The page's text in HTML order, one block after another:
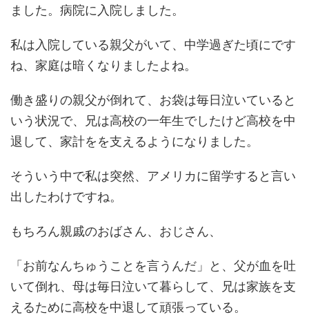
ました。病院に入院しました。
私は入院している親父がいて、中学過ぎた頃にです
ね、家庭は暗くなりましたよね。
働き盛りの親父が倒れて、お袋は毎日泣いていると
いう状況で、兄は高校の一年生でしたけど高校を中
退して、家計をを支えるようになりました。
そういう中で私は突然、アメリカに留学すると言い
出したわけですね。
もちろん親戚のおばさん、おじさん、
「お前なんちゅうことを言うんだ」と、父が血を吐
いて倒れ、母は毎日泣いて暮らして、兄は家族を支
えるために高校を中退して頑張っている。